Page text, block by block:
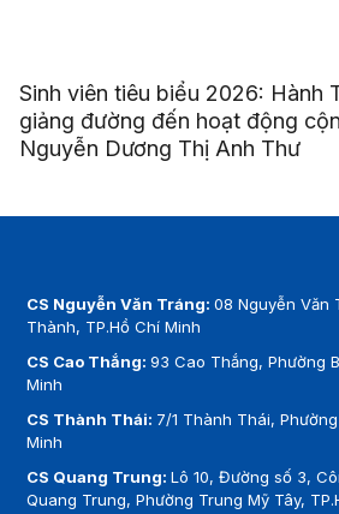
Sinh viên tiêu biểu 2026: Hành
giảng đường đến hoạt động
Nguyễn Dương Thị Anh Thư
CS Nguyễn Văn Tráng:08 Nguyễn Văn
Thành, TP.Hồ Chí Minh
CS Cao Thắng:93 Cao Thắng, Phường
Minh
CS Thành Thái: 7/1 Thành Thái,
Minh
CS Quang Trung:Lô 10, Đường số 3,
Quang Trung, Phường Trung Mỹ Tây,